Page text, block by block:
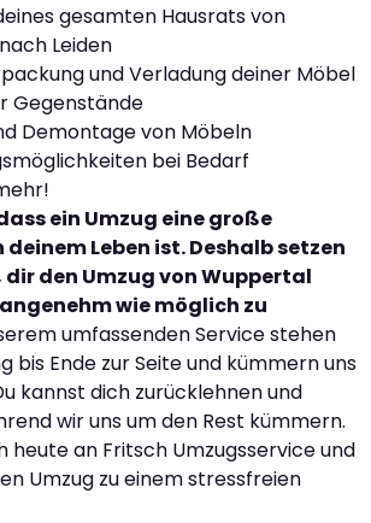
gesamten Hausrats von
Leiden
und Verladung deiner Möbel
Gegenstände
Demontage von Möbeln
bei Bedarf
ein Umzug eine große
Leben ist. Deshalb setzen
den Umzug von Wuppertal
wie möglich zu
umfassenden Service stehen
bis Ende zur Seite und kümmern uns
kannst dich zurücklehnen und
wir uns um den Rest kümmern.
heute an Fritsch Umzugsservice und
Umzug zu einem stressfreien